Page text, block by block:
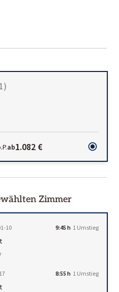
)
ab1.082 €
Zimmer
10 9:45 h 1 Umstieg
8:55 h 1 Umstieg